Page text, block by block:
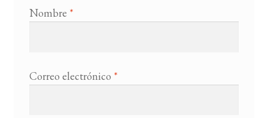
Nombre *
Correo electrónico *